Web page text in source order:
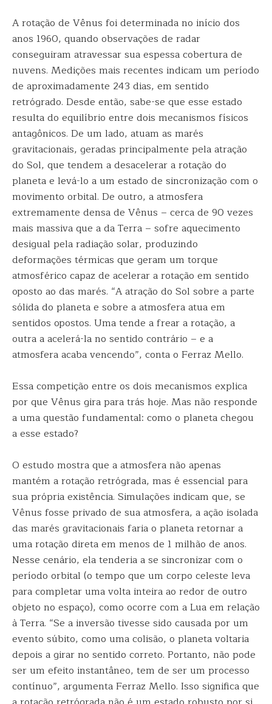
A rotação de Vênus foi determinada no início dos
anos 1960, quando observações de radar
conseguiram atravessar sua espessa cobertura de
nuvens. Medições mais recentes indicam um período
de aproximadamente 243 dias, em sentido
retrógrado. Desde então, sabe-se que esse estado
resulta do equilíbrio entre dois mecanismos físicos
antagônicos. De um lado, atuam as marés
gravitacionais, geradas principalmente pela atração
do Sol, que tendem a desacelerar a rotação do
planeta e levá-lo a um estado de sincronização com o
movimento orbital. De outro, a atmosfera
extremamente densa de Vênus – cerca de 90 vezes
mais massiva que a da Terra – sofre aquecimento
desigual pela radiação solar, produzindo
deformações térmicas que geram um torque
atmosférico capaz de acelerar a rotação em sentido
oposto ao das marés. “A atração do Sol sobre a parte
sólida do planeta e sobre a atmosfera atua em
sentidos opostos. Uma tende a frear a rotação, a
outra a acelerá-la no sentido contrário – e a
atmosfera acaba vencendo”, conta o Ferraz Mello.
Essa competição entre os dois mecanismos explica
por que Vênus gira para trás hoje. Mas não responde
a uma questão fundamental: como o planeta chegou
a esse estado?
O estudo mostra que a atmosfera não apenas
mantém a rotação retrógrada, mas é essencial para
sua própria existência. Simulações indicam que, se
Vênus fosse privado de sua atmosfera, a ação isolada
das marés gravitacionais faria o planeta retornar a
uma rotação direta em menos de 1 milhão de anos.
Nesse cenário, ela tenderia a se sincronizar com o
período orbital (o tempo que um corpo celeste leva
para completar uma volta inteira ao redor de outro
objeto no espaço), como ocorre com a Lua em relação
à Terra. “Se a inversão tivesse sido causada por um
evento súbito, como uma colisão, o planeta voltaria
depois a girar no sentido correto. Portanto, não pode
ser um efeito instantâneo, tem de ser um processo
contínuo”, argumenta Ferraz Mello. Isso significa que